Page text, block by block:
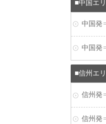
中国エ
中国
中国
信州エ
信州
信州